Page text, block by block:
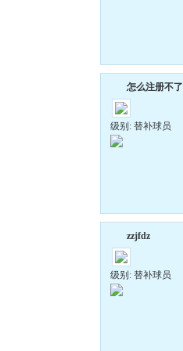
怎么注册不了
级别: 替补球员
zzjfdz
级别: 替补球员